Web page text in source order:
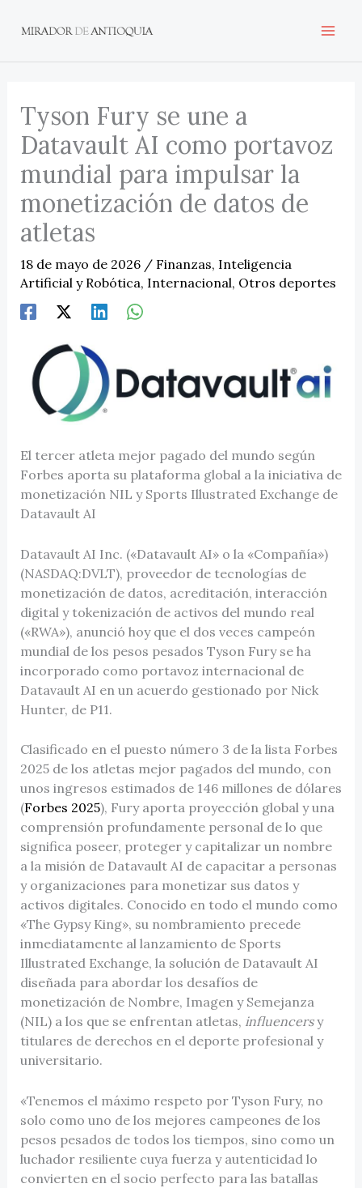
Tyson Fury se une a
Datavault AI como portavoz
mundial para impulsar la
monetización de datos de
atletas
18 de mayo de 2026 / Finanzas, Inteligencia
Artificial y Robótica, Internacional, Otros deportes
El tercer atleta mejor pagado del mundo según
Forbes aporta su plataforma global a la iniciativa de
monetización NIL y Sports Illustrated Exchange de
Datavault AI
Datavault AI Inc. («Datavault AI» o la «Compañía»)
(NASDAQ:DVLT), proveedor de tecnologías de
monetización de datos, acreditación, interacción
digital y tokenización de activos del mundo real
(«RWA»), anunció hoy que el dos veces campeón
mundial de los pesos pesados Tyson Fury se ha
incorporado como portavoz internacional de
Datavault AI en un acuerdo gestionado por Nick
Hunter, de P11.
Clasificado en el puesto número 3 de la lista Forbes
2025 de los atletas mejor pagados del mundo, con
unos ingresos estimados de 146 millones de dólares
(Forbes 2025), Fury aporta proyección global y una
comprensión profundamente personal de lo que
significa poseer, proteger y capitalizar un nombre
a la misión de Datavault AI de capacitar a personas
y organizaciones para monetizar sus datos y
activos digitales. Conocido en todo el mundo como
«The Gypsy King», su nombramiento precede
inmediatamente al lanzamiento de Sports
Illustrated Exchange, la solución de Datavault AI
diseñada para abordar los desafíos de
monetización de Nombre, Imagen y Semejanza
(NIL) a los que se enfrentan atletas, influencersy
titulares de derechos en el deporte profesional y
universitario.
«Tenemos el máximo respeto por Tyson Fury, no
solo como uno de los mejores campeones de los
pesos pesados de todos los tiempos, sino como un
luchador resiliente cuya fuerza y autenticidad lo
convierten en el socio perfecto para las batallas